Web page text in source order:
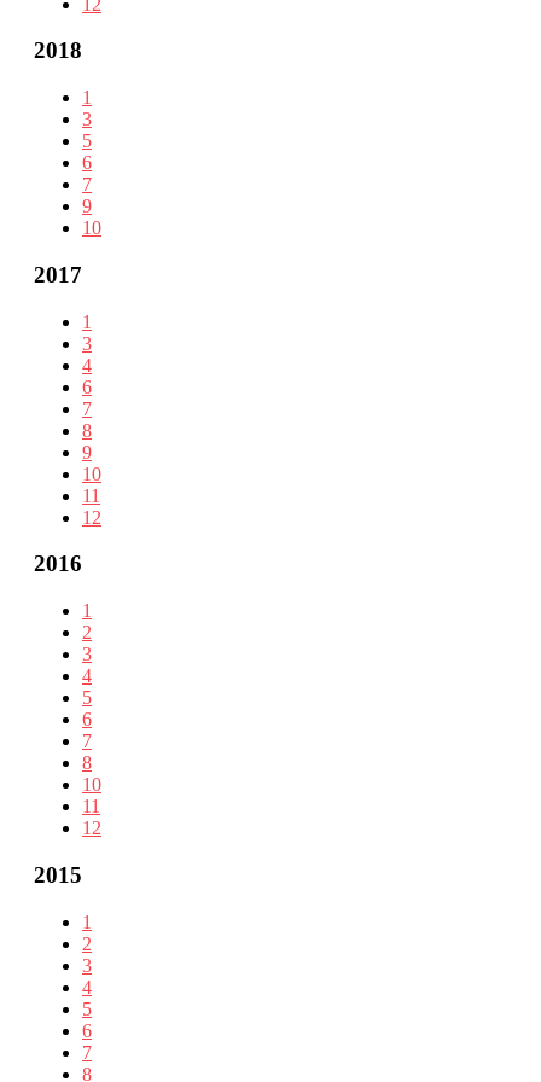
2018
1
3
5
6
7
9
10
2017
1
3
4
6
7
8
9
10
11
12
2016
1
2
3
4
5
6
7
8
10
11
12
2015
1
2
3
4
5
6
7
8